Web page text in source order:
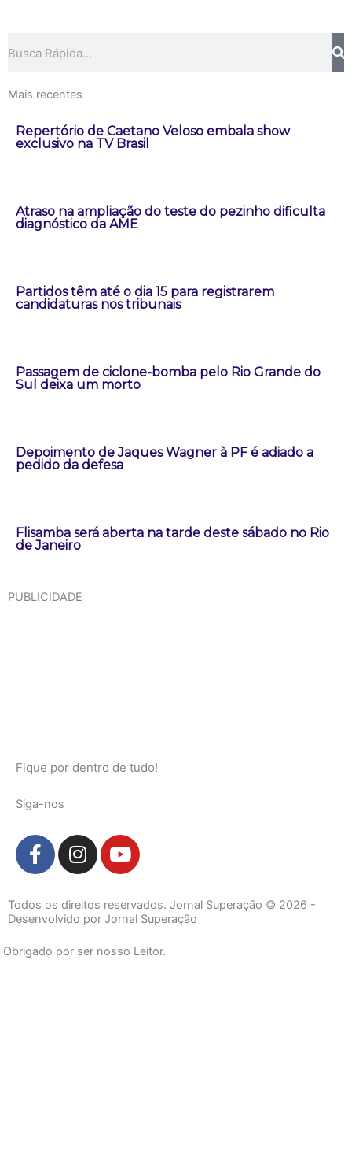
Mais recentes
Repertório de Caetano Veloso embala show
exclusivo na TV Brasil
Atraso na ampliação do teste do pezinho dificulta
diagnóstico da AME
Partidos têm até o dia 15 para registrarem
candidaturas nos tribunais
Passagem de ciclone-bomba pelo Rio Grande do
Sul deixa um morto
Depoimento de Jaques Wagner à PF é adiado a
pedido da defesa
Flisamba será aberta na tarde deste sábado no Rio
de Janeiro
PUBLICIDADE
Fique por dentro de tudo!
Siga-nos
F
a
e
b
o
o
I
n
t
a
r
Y
o
t
u
e
Todos os direitos reservados. Jornal Superação © 2026 -
Desenvolvido por Jornal Superação
Obrigado por ser nosso Leitor.